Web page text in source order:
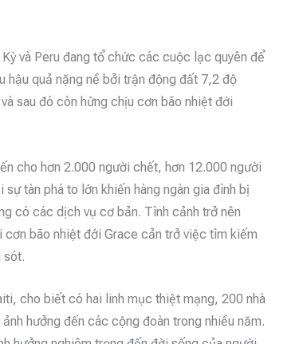
và Peru đang tổ chức các cuộc lạc quyên để
hậu quả nặng nề bởi trận động đất 7,2 độ
sau đó còn hứng chịu cơn bão nhiệt đới
cho hơn 2.000 người chết, hơn 12.000 người
sự tàn phá to lớn khiến hàng ngàn gia đình bị
có các dịch vụ cơ bản. Tình cảnh trở nên
cơn bão nhiệt đới Grace cản trở việc tìm kiếm
sót.
cho biết có hai linh mục thiệt mạng, 200 nhà
hưởng đến các cộng đoàn trong nhiều năm.